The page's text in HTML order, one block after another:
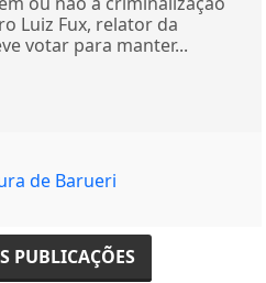
Luiz Fux, relator da
votar para manter...
PUBLICAÇÕES